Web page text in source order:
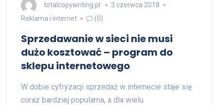
totalcopywriting.pl
3 czerwca 2018
Reklama i internet
(0)
Sprzedawanie w sieci nie musi
dużo kosztować – program do
sklepu internetowego
W dobie cyfryzacji sprzedaż w internecie staje się
coraz bardziej popularna, a dla wielu